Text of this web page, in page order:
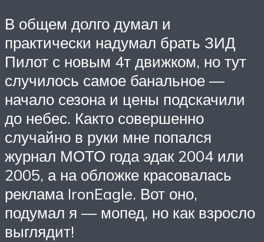
В общем долго думал и
практически надумал брать ЗИД
Пилот с новым 4т движком, но тут
случилось самое банальное —
начало сезона и цены подскачили
до небес. Както совершенно
случайно в руки мне попался
журнал МОТО года эдак 2004 или
2005, а на обложке красовалась
реклама IronEagle. Вот оно,
подумал я — мопед, но как взросло
выглядит!